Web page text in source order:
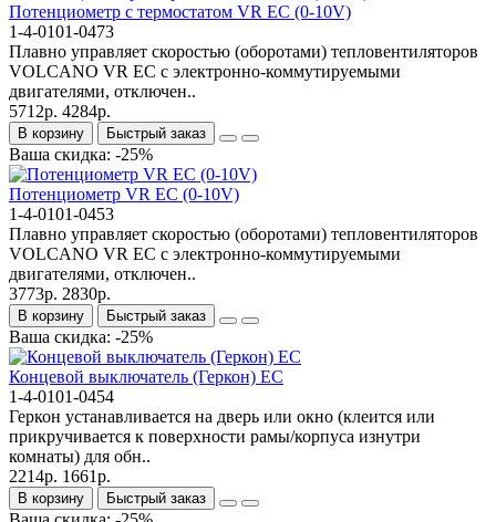
Потенциометр c термостатом VR EC (0-10V)
1-4-0101-0473
Плавно управляет скоростью (оборотами) тепловентиляторов
VOLCANO VR EC с электронно-коммутируемыми
двигателями, отключен..
5712р. 4284р.
В корзину Быстрый заказ
Ваша скидка: -25%
Потенциометр VR EC (0-10V)
1-4-0101-0453
Плавно управляет скоростью (оборотами) тепловентиляторов
VOLCANO VR EC с электронно-коммутируемыми
двигателями, отключен..
3773р. 2830р.
В корзину Быстрый заказ
Ваша скидка: -25%
Концевой выключатель (Геркон) EC
1-4-0101-0454
Геркон устанавливается на дверь или окно (клеится или
прикручивается к поверхности рамы/корпуса изнутри
комнаты) для обн..
2214р. 1661р.
В корзину Быстрый заказ